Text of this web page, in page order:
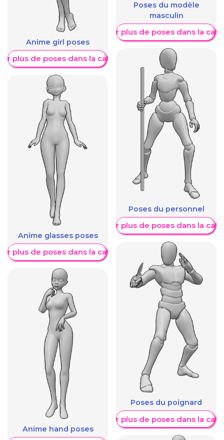
Anime girl poses
plus de poses dans la catégorie
Anime glasses poses
plus de poses dans la catégorie
Anime hand poses
Poses du modèle
masculin
Afficher plus de poses dans la
Poses du personnel
Afficher plus de poses dans la
Poses du poignard
Afficher plus de poses dans la